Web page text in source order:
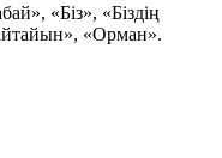
«Біз», «Біздің
«Орман».